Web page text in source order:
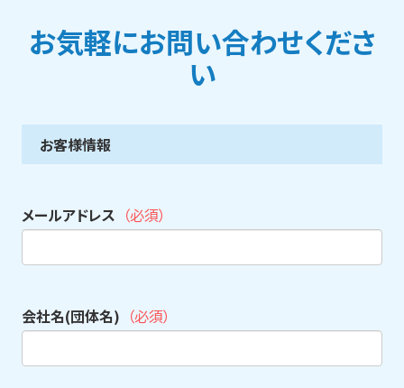
お気軽にお問い合わせくださ
い
お客様情報
メールアドレス （必須）
会社名(団体名) （必須）